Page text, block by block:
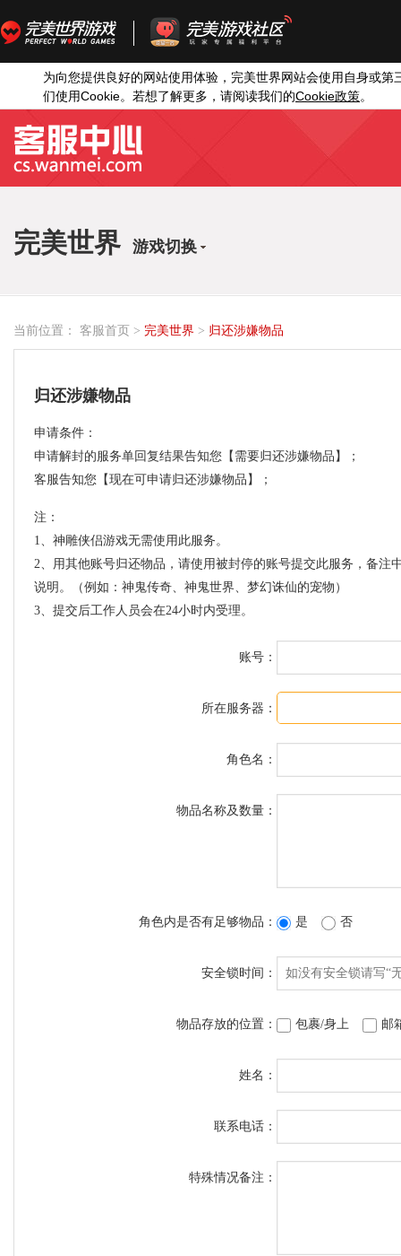
为向您提供良好的网站使用体验，完美世界网站会使用自身或第
们使用Cookie。若想了解更多，请阅读我们的Cookie政策。
完美世界 游戏切换
当前位置： 客服首页 > 完美世界 > 归还涉嫌物品
归还涉嫌物品
申请条件：
申请解封的服务单回复结果告知您【需要归还涉嫌物品】；
客服告知您【现在可申请归还涉嫌物品】；
注：
1、神雕侠侣游戏无需使用此服务。
2、用其他账号归还物品，请使用被封停的账号提交此服务，备注
说明。（例如：神鬼传奇、神鬼世界、梦幻诛仙的宠物）
3、提交后工作人员会在24小时内受理。
账号：
所在服务器：
角色名：
物品名称及数量：
角色内是否有足够物品： 是 否
安全锁时间：
物品存放的位置： 包裹/身上 邮
姓名：
联系电话：
特殊情况备注：